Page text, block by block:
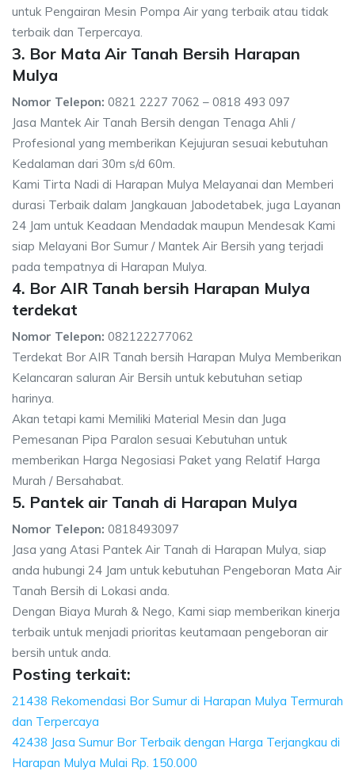
untuk Pengairan Mesin Pompa Air yang terbaik atau tidak
terbaik dan Terpercaya.
3. Bor Mata Air Tanah Bersih Harapan
Mulya
Nomor Telepon: 0821 2227 7062 – 0818 493 097
Jasa Mantek Air Tanah Bersih dengan Tenaga Ahli /
Profesional yang memberikan Kejujuran sesuai kebutuhan
Kedalaman dari 30m s/d 60m.
Kami Tirta Nadi di Harapan Mulya Melayanai dan Memberi
durasi Terbaik dalam Jangkauan Jabodetabek, juga Layanan
24 Jam untuk Keadaan Mendadak maupun Mendesak Kami
siap Melayani Bor Sumur / Mantek Air Bersih yang terjadi
pada tempatnya di Harapan Mulya.
4. Bor AIR Tanah bersih Harapan Mulya
terdekat
Nomor Telepon: 082122277062
Terdekat Bor AIR Tanah bersih Harapan Mulya Memberikan
Kelancaran saluran Air Bersih untuk kebutuhan setiap
harinya.
Akan tetapi kami Memiliki Material Mesin dan Juga
Pemesanan Pipa Paralon sesuai Kebutuhan untuk
memberikan Harga Negosiasi Paket yang Relatif Harga
Murah / Bersahabat.
5. Pantek air Tanah di Harapan Mulya
Nomor Telepon: 0818493097
Jasa yang Atasi Pantek Air Tanah di Harapan Mulya, siap
anda hubungi 24 Jam untuk kebutuhan Pengeboran Mata Air
Tanah Bersih di Lokasi anda.
Dengan Biaya Murah & Nego, Kami siap memberikan kinerja
terbaik untuk menjadi prioritas keutamaan pengeboran air
bersih untuk anda.
Posting terkait:
21438 Rekomendasi Bor Sumur di Harapan Mulya Termurah
dan Terpercaya
42438 Jasa Sumur Bor Terbaik dengan Harga Terjangkau di
Harapan Mulya Mulai Rp. 150.000